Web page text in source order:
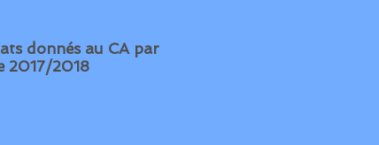
donnés au CA par
2017/2018